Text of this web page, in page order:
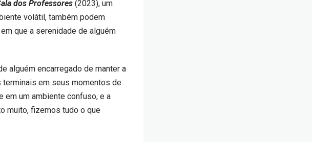
dos Professores (2023), um
volátil, também podem
que a serenidade de alguém
alguém encarregado de manter a
terminais em seus momentos de
em um ambiente confuso, e a
muito, fizemos tudo o que